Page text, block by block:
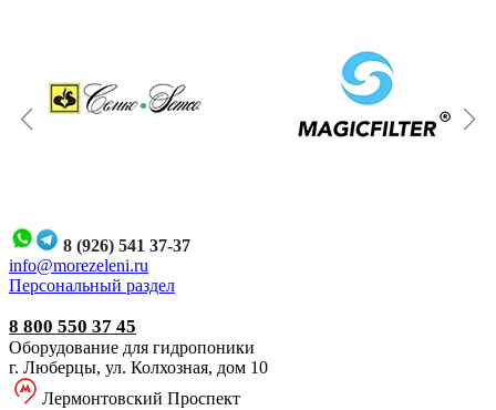
8 (926) 541 37-37
info@morezeleni.ru
Персональный раздел
8 800 550 37 45
Оборудование для гидропоники
г. Люберцы, ул. Колхозная, дом 10
Лермонтовский Проспект